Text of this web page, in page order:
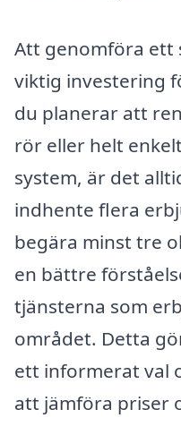
Att genomföra ett
viktig investering
du planerar att
rör eller helt
system, är det
indhente flera
begära minst tre
en bättre
tjänsterna som
området. Detta
ett informerat val
att jämföra priser